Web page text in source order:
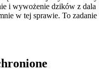
i wywożenie dzików z dala
w tej sprawie. To zadanie